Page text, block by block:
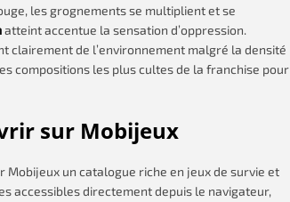
les grognements se multiplient et se
atteint accentue la sensation d’oppression.
clairement de l’environnement malgré la densité
compositions les plus cultes de la franchise pour
sur Mobijeux
un catalogue riche en jeux de survie et
accessibles directement depuis le navigateur,